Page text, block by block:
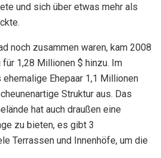
und sich über etwas mehr als
noch zusammen waren, kam 2008
1,28 Millionen $ hinzu. Im
Ehepaar 1,1 Millionen
Struktur aus. Das
hat auch draußen eine
zu bieten, es gibt 3
Terrassen und Innenhöfe, um die